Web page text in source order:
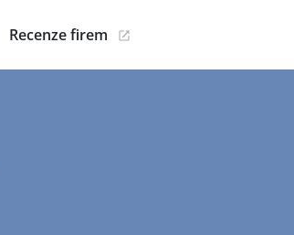
Recenze firem